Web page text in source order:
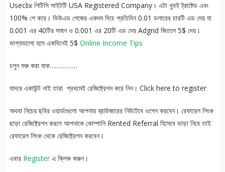
Useclix পিটিসি সাইটটি USA Registered Company। এটা খুবই ট্রাষ্টেড এবং
100% পে করে। ভিউএড পেজের একদম দিচে প্রতিদিন 0.01 ডলারের চারটি এড দেয় যা
0.001 এর 40টির সমান ও 0.001 এর 20টি এড দেয় Adgrid জিতলে 5$ দেয়।
ভাগ্যভালো হলে একদিনেই 5$ Online Income Tips
চলুন শুরু করা যাক……………
যাদরে একাউন্ট নাই তারা প্রথমেই রেজিষ্ট্রেশন করে নিন। Click here to register
অথবা নিচের ছবির ওয়ার্ডগেুলো আপনার ব্রাউজারের নিউটেবে ওপেন করবেন। রেফারেল লিংক
ছাড়া রেজিষ্ট্রেশন করলে আপনাকে কোম্পানি Rented Referral হিসেবে ভাড়া নিবে তাই
রেফারেল লিংক থেকে রেজিষ্ট্রেশন করবেন।
এবার Registerএ ক্লিক করুন।